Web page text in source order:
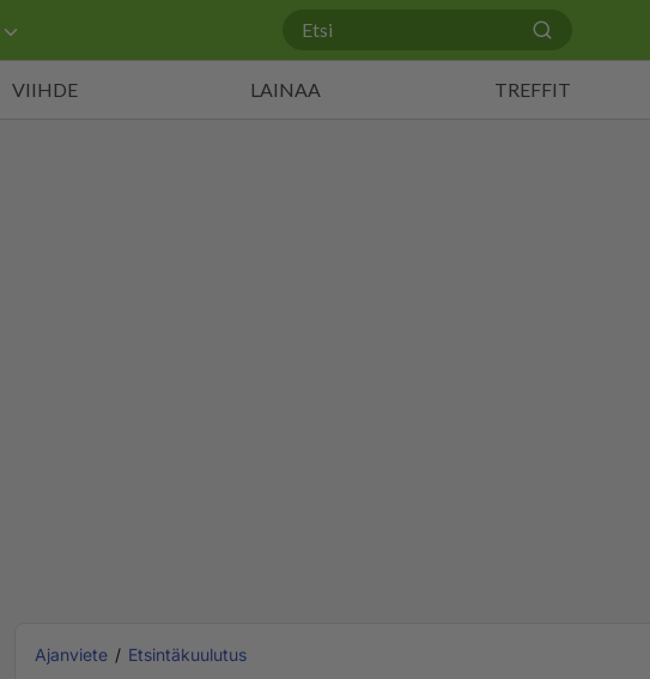
VIIHDE LAINAA TREFFIT
Ajanviete Etsintäkuulutus